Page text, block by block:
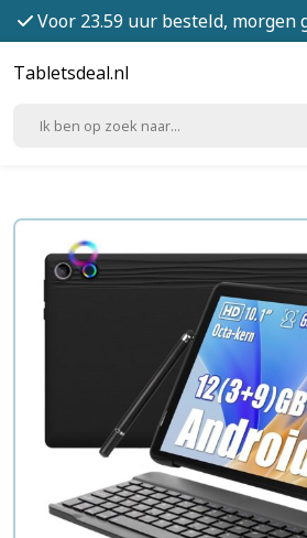
Voor 23.59 uur besteld, morgen
Tabletsdeal.nl